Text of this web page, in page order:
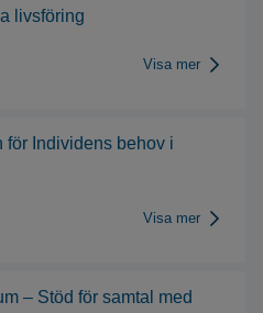
livsföring
Visa mer
för Individens behov i
Visa mer
– Stöd för samtal med